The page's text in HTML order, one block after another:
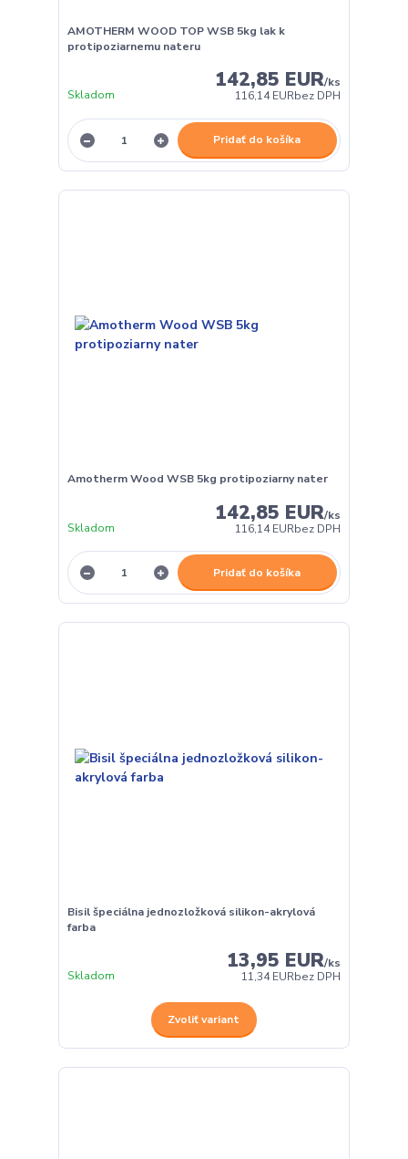
AMOTHERM WOOD TOP WSB 5kg lak k
protipoziarnemu nateru
142,85 EUR/ks
116,14 EURbez DPH
Skladom
Pridať do košíka
Amotherm Wood WSB 5kg protipoziarny nater
142,85 EUR/ks
116,14 EURbez DPH
Skladom
Pridať do košíka
Bisil špeciálna jednozložková silikon-akrylová
farba
13,95 EUR/ks
11,34 EURbez DPH
Skladom
Zvoliť variant